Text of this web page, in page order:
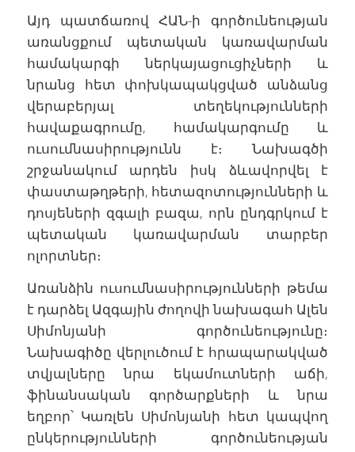
Այդ պատճառով ՀԱՆ-ի գործունեության
առանցքում պետական կառավարման
համակարգի ներկայացուցիչների և
նրանց հետ փոխկապակցված անձանց
վերաբերյալ տեղեկությունների
հավաքագրումը, համակարգումը և
ուսումնասիրությունն է։ Նախագծի
շրջանակում արդեն իսկ ձևավորվել է
փաստաթղթերի, հետազոտությունների և
դոսյեների զգալի բազա, որն ընդգրկում է
պետական կառավարման տարբեր
ոլորտներ։
Առանձին ուսումնասիրությունների թեմա
է դարձել Ազգային ժողովի նախագահ Ալեն
Սիմոնյանի գործունեությունը։
Նախագիծը վերլուծում է հրապարակված
տվյալները նրա եկամուտների աճի,
ֆինանսական գործարքների և նրա
եղբոր՝ Կառլեն Սիմոնյանի հետ կապվող
ընկերությունների գործունեության